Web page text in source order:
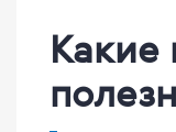
Какие